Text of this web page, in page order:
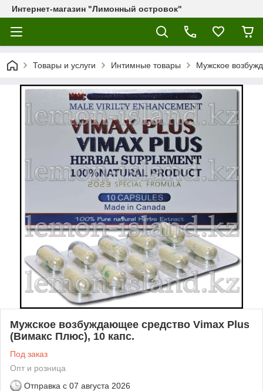
Интернет-магазин "Лимонный островок"
Товары и услуги Интимные товары Мужское
Мужское возбуждающее средство Vimax Plus
(Вимакс Плюс), 10 капс.
Под заказ
Опт и розница
Отправка с 07 августа 2026